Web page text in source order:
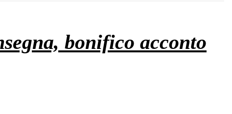
bonifico acconto